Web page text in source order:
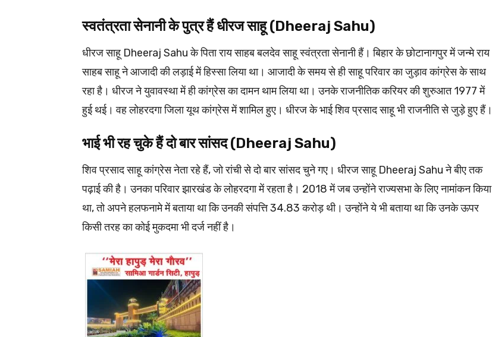
स्वतंत्रता सेनानी के पुत्र हैं धीरज साहू (Dheeraj Sahu)
धीरज साहू Dheeraj Sahu के पिता राय साहब बलदेव साहू स्वंत्रता सेनानी हैं। बिहार के छोटानागपुर में जन्मे राय
साहब साहू ने आजादी की लड़ाई में हिस्सा लिया था। आजादी के समय से ही साहू परिवार का जुड़ाव कांग्रेस के साथ
रहा है। धीरज ने युवावस्था में ही कांग्रेस का दामन थाम लिया था। उनके राजनीतिक करियर की शुरुआत 1977 में
हुई थई। वह लोहरदगा जिला यूथ कांग्रेस में शामिल हुए। धीरज के भाई शिव प्रसाद साहू भी राजनीति से जुड़े हुए हैं।
भाई भी रह चुके हैं दो बार सांसद (Dheeraj Sahu)
शिव प्रसाद साहू कांग्रेस नेता रहे हैं, जो रांची से दो बार सांसद चुने गए। धीरज साहू Dheeraj Sahu ने बीए तक
पढ़ाई की है। उनका परिवार झारखंड के लोहरदगा में रहता है। 2018 में जब उन्होंने राज्यसभा के लिए नामांकन किया
था, तो अपने हलफनामे में बताया था कि उनकी संपत्ति 34.83 करोड़ थी। उन्होंने ये भी बताया था कि उनके ऊपर
किसी तरह का कोई मुकदमा भी दर्ज नहीं है।